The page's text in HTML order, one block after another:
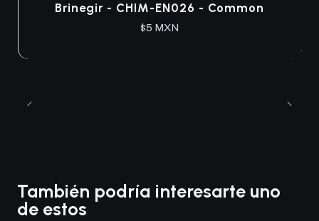
Brinegir - CHIM-EN026 - Common
$5 MXN
También podría interesarte uno
de estos